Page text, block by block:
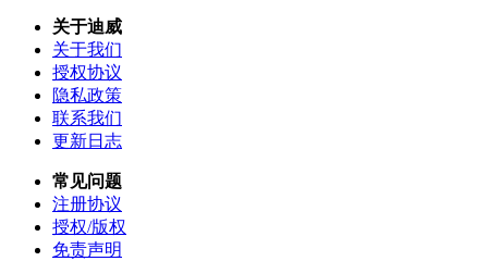
关于迪威
关于我们
授权协议
隐私政策
联系我们
更新日志
常见问题
注册协议
授权/版权
免责声明